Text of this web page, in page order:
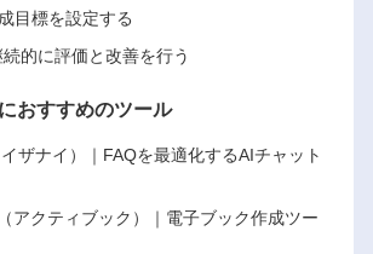
目標を設定する
的に評価と改善を行う
おすすめのツール
ザナイ）｜FAQを最適化するAIチャット
アクティブック）｜電子ブック作成ツー